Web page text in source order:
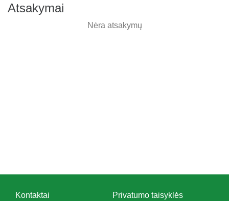
Atsakymai
Nėra atsakymų
Kontaktai Privatumo taisyklės